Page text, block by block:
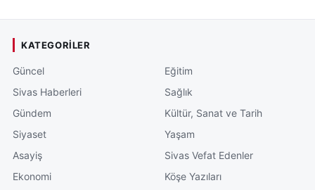
KATEGORILER
Güncel
Sivas Haberleri
Gündem
Siyaset
Asayiş
Ekonomi
Eğitim
Sağlık
Kültür, Sanat ve Tarih
Yaşam
Sivas Vefat Edenler
Köşe Yazıları